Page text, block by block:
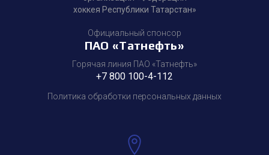
хоккея Республики Татарстан»
Официальный спонсор
ПАО «Татнефть»
Горячая линия ПАО «Татнефть»
+7 800 100-4-112
Политика обработки персональных данных